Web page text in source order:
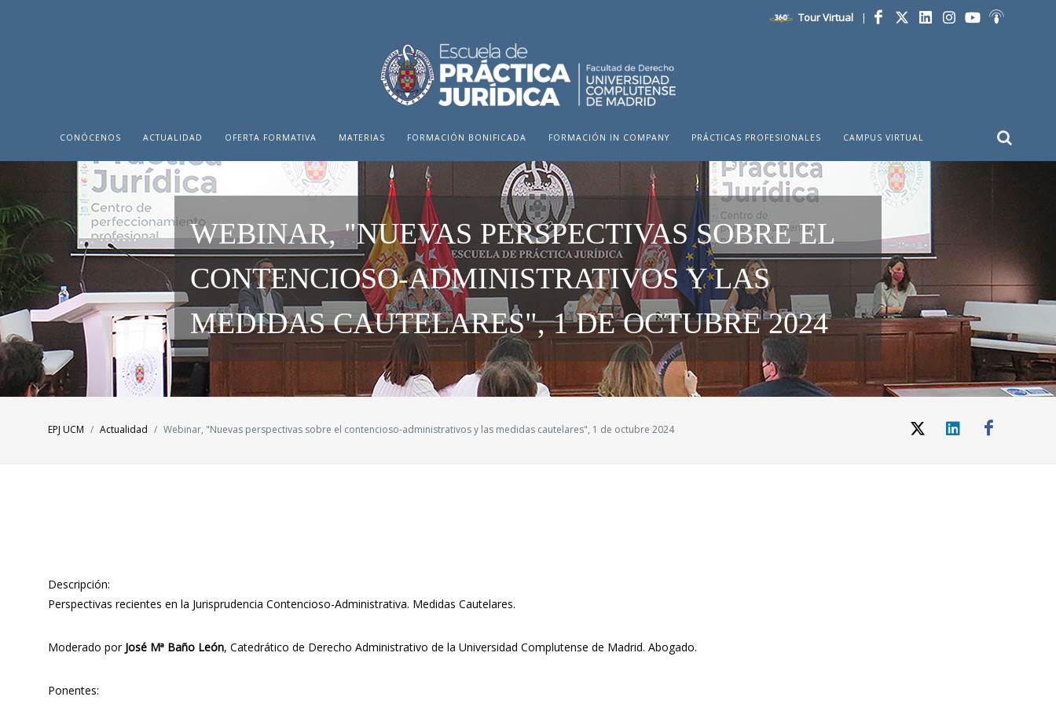
Tour Virtual |
CONÓCENOS ACTUALIDAD OFERTA FORMATIVA MATERIAS FORMACIÓN BONIFICADA FORMACIÓN IN COMPANY PRÁCTICAS PROFESIONALES CAMPUS VIRTUAL
WEBINAR, "NUEVAS PERSPECTIVAS SOBRE EL
CONTENCIOSO-ADMINISTRATIVOS Y LAS
MEDIDAS CAUTELARES", 1 DE OCTUBRE 2024
EPJ UCM Actualidad Webinar, "Nuevas perspectivas sobre el contencioso-administrativos y las medidas cautelares", 1 de octubre 2024
Descripción:
Perspectivas recientes en la Jurisprudencia Contencioso-Administrativa. Medidas Cautelares.
Moderado por José Mª Baño León, Catedrático de Derecho Administrativo de la Universidad Complutense de Madrid. Abogado.
Ponentes: